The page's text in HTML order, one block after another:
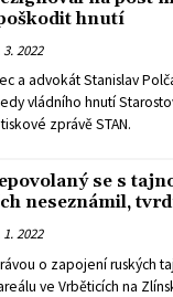
hnutí
3. 2022
a advokát Stanislav
vládního hnutí
zprávě STAN.
se s
neseznámil,
1. 2022
o zapojení ruských
ve Vrběticích na